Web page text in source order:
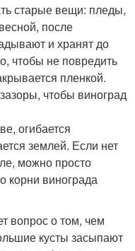
старые вещи: пледы,
после
и хранят до
чтобы не повредить
пленкой.
чтобы виноград
огибается
землей. Если нет
можно просто
корни винограда
вопрос о том, чем
кусты засыпают